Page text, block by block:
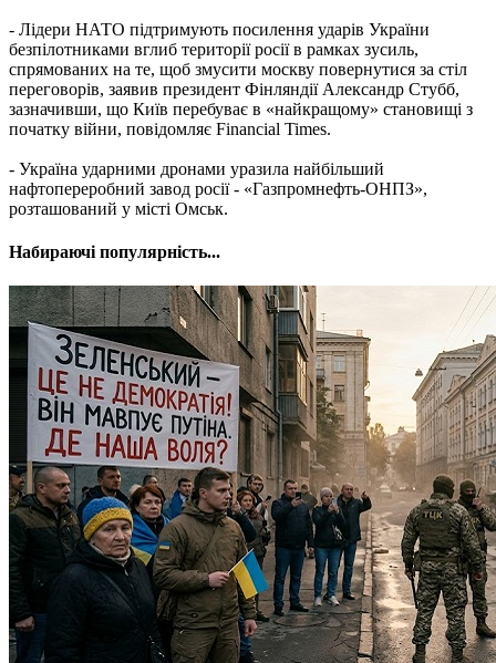
- Лідери НАТО підтримують посилення ударів України
безпілотниками вглиб території росії в рамках зусиль,
спрямованих на те, щоб змусити москву повернутися за стіл
переговорів, заявив президент Фінляндії Александр Стубб,
зазначивши, що Київ перебуває в «найкращому» становищі з
початку війни, повідомляє Financial Times.
- Україна ударними дронами уразила найбільший
нафтопереробний завод росії - «Газпромнефть-ОНПЗ»,
розташований у місті Омськ.
Набираючі популярність...